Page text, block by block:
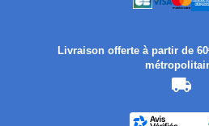
Livraison offerte à partir de